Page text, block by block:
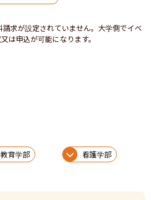
求が設定されていません。大学側でイベ
は申込が可能になります。
教育学部 看護学部